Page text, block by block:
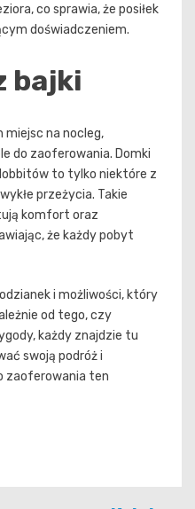
co sprawia, że posiłek
doświadczeniem.
bajki
miejsc na nocleg,
do zaoferowania. Domki
to tylko niektóre z
przeżycia. Takie
komfort oraz
że każdy pobyt
i możliwości, który
od tego, czy
każdy znajdzie tu
swoją podróż i
zaoferowania ten